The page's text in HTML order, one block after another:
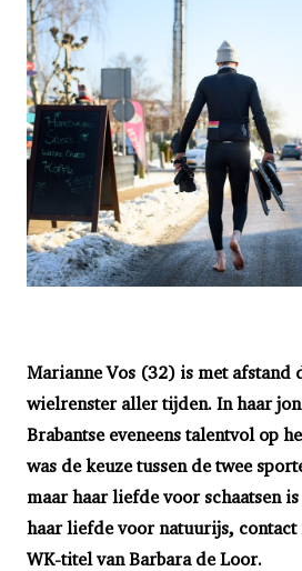
Marianne Vos (32) is met afstand
wielrenster aller tijden. In haar
Brabantse eveneens talentvol op
was de keuze tussen de twee
maar haar liefde voor schaatsen
haar liefde voor natuurijs, contact
WK-titel van Barbara de Loor.